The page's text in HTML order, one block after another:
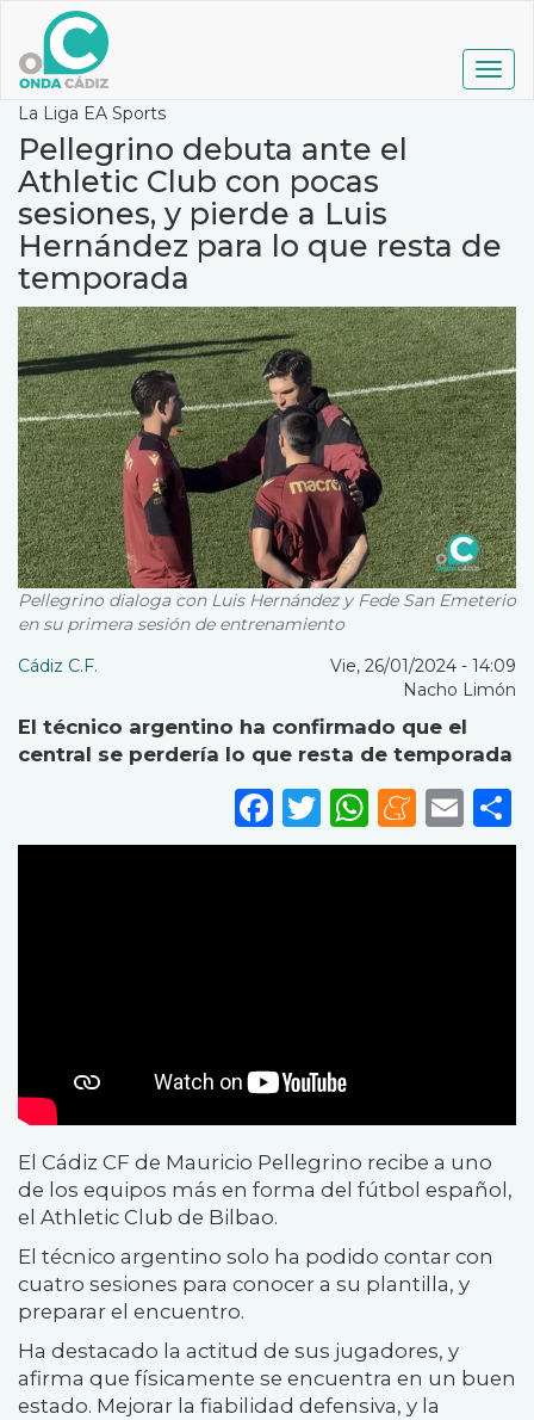
contenido
principal
La Liga EA Sports
Pellegrino debuta ante el
Athletic Club con pocas
sesiones, y pierde a Luis
Hernández para lo que resta de
temporada
Pellegrino dialoga con Luis Hernández y Fede San Emeterio
en su primera sesión de entrenamiento
Cádiz C.F.
Vie, 26/01/2024 - 14:09
Nacho Limón
El técnico argentino ha confirmado que el
central se perdería lo que resta de temporada
Facebook
Twitter
El Cádiz CF de Mauricio Pellegrino recibe a uno
de los equipos más en forma del fútbol español,
el Athletic Club de Bilbao.
El técnico argentino solo ha podido contar con
cuatro sesiones para conocer a su plantilla, y
preparar el encuentro.
Ha destacado la actitud de sus jugadores, y
afirma que físicamente se encuentra en un buen
estado. Mejorar la fiabilidad defensiva, y la